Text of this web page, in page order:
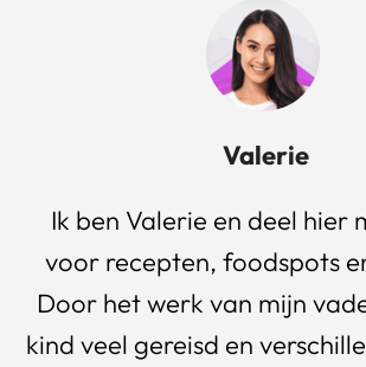
Valerie
Ik ben Valerie en deel hier
voor recepten, foodspots
Door het werk van mijn
kind veel gereisd en